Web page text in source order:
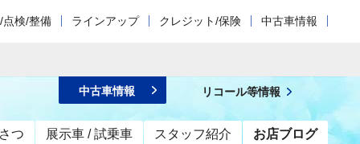
点検/整備 ラインアップ クレジット/保険 中古車情報
つ 展示車 / 試乗車 スタッフ紹介 お店ブログ
中古車情報 リコール等情報